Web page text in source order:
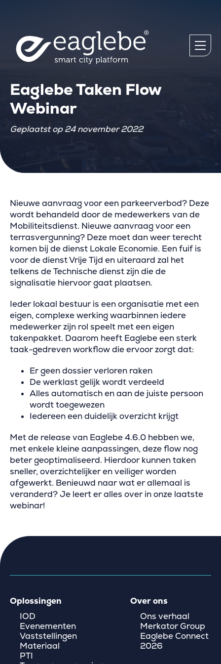
Eaglebe Taken Flow
Webinar
Geplaatst op 24 november 2022
Nieuwe aanvraag voor een parkeerverbod? Deze
wordt behandeld door de medewerkers van de
Mobiliteitsdienst. Nieuwe aanvraag voor een
terrasvergunning? Deze moet dan weer terecht
komen bij de dienst Lokale Economie. Een fuif is
voor de dienst Vrije Tijd en uiteraard zal het
telkens de Technische dienst zijn die de
signalisatie hiervoor gaat plaatsen.
Ieder lokaal bestuur is een organisatie met een
eigen, complexe werking waarbinnen iedere
medewerker zijn rol speelt met een eigen
takenpakket. Daarom heeft Eaglebe een sterk
taak-gedreven workflow die ervoor zorgt dat:
Er geen dossier verloren raken
De werklast gelijk wordt verdeeld
Alles automatisch en aan de juiste persoon
wordt toegewezen
Iedereen een duidelijk overzicht krijgt
Met de release van Eaglebe 4.6.0 hebben we,
met enkele kleine aanpassingen, deze flow nog
beter geoptimaliseerd. Hierdoor kunnen taken
sneller, overzichtelijker en veiliger worden
afgewerkt. Benieuwd naar wat er allemaal is
veranderd? Je leert er alles over in onze laatste
webinar!
Oplossingen
IOD
Evenementen
Vaststellingen
Materiaal
PTI
Over ons
Ons verhaal
Merkator Group
Eaglebe Connect
2026